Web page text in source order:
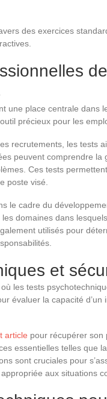
des exercices
une place centrale dans
précieux pour les
recrutements, les tests
peuvent comprendre la
Ces tests
poste visé.
le cadre du
domaines dans
utilisés pour
et
les tests
évaluer la capacité
article pour récupérer son
essentielles telles que
sont cruciales pour
aux situations